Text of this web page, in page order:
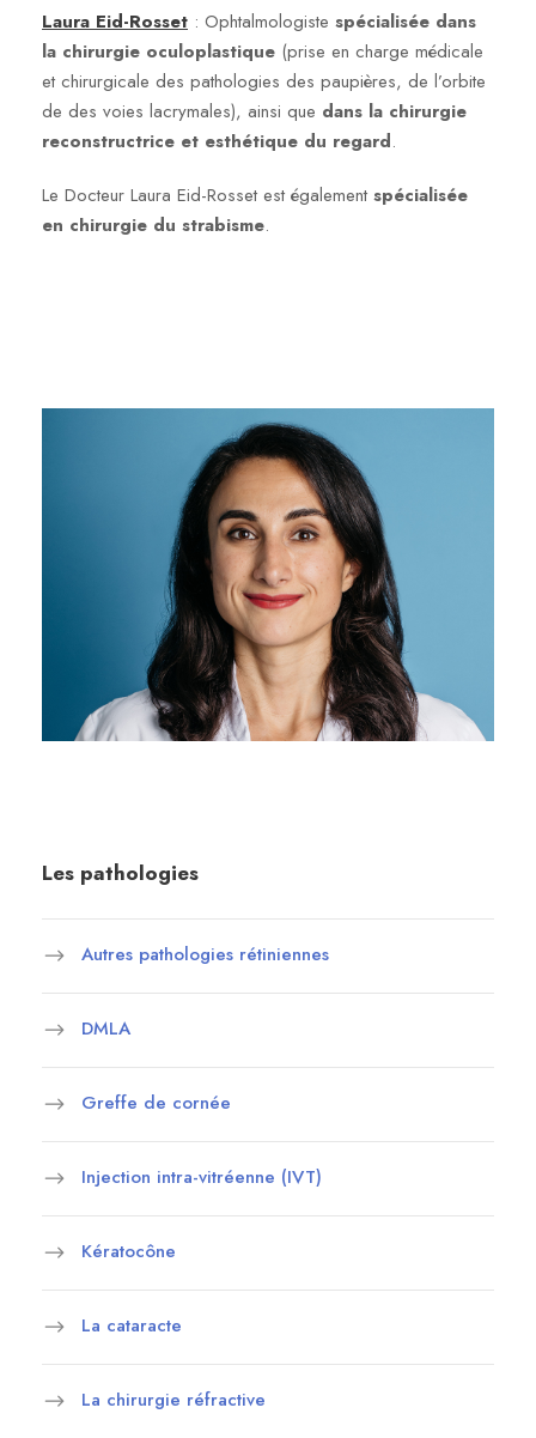
Laura Eid-Rosset : Ophtalmologiste spécialisée dans
la chirurgie oculoplastique (prise en charge médicale
et chirurgicale des pathologies des paupières, de l’orbite
de des voies lacrymales), ainsi que dans la chirurgie
reconstructrice et esthétique du regard.
Le Docteur Laura Eid-Rosset est également spécialisée
en chirurgie du strabisme.
Les pathologies
Autres pathologies rétiniennes
DMLA
Greffe de cornée
Injection intra-vitréenne (IVT)
Kératocône
La cataracte
La chirurgie réfractive